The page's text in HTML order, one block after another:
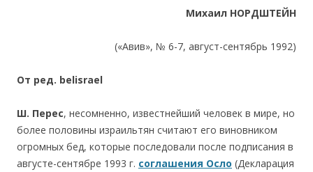
Михаил НОРДШТЕЙН
(«Авив», № 6-7, август-сентябрь 1992)
От ред. belisrael
Ш. Перес, несомненно, известнейший человек в мире, но
более половины израильтян считают его виновником
огромных бед, которые последовали после подписания в
августе-сентябре 1993 г. соглашения Осло (Декларация